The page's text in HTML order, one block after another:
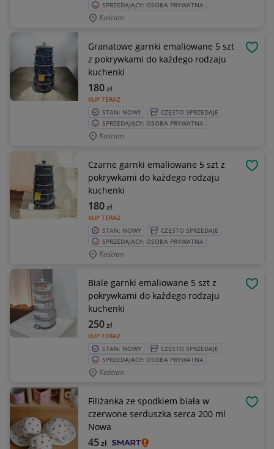
SPRZEDAJĄCY: OSOBA PRYWATNA
Kościan
Granatowe garnki emaliowane 5 szt
z pokrywkami do każdego rodzaju
kuchenki
KUP TERAZ
180zł
STAN: NOWY
CZĘSTO SPRZEDAJE
SPRZEDAJĄCY: OSOBA PRYWATNA
Kościan
Czarne garnki emaliowane 5 szt z
pokrywkami do każdego rodzaju
kuchenki
KUP TERAZ
180zł
STAN: NOWY
CZĘSTO SPRZEDAJE
SPRZEDAJĄCY: OSOBA PRYWATNA
Kościan
Biale garnki emaliowane 5 szt z
pokrywkami do każdego rodzaju
kuchenki
KUP TERAZ
250zł
STAN: NOWY
CZĘSTO SPRZEDAJE
SPRZEDAJĄCY: OSOBA PRYWATNA
Kościan
Filiżanka ze spodkiem biała w
czerwone serduszka serca 200 ml
Nowa
45zł